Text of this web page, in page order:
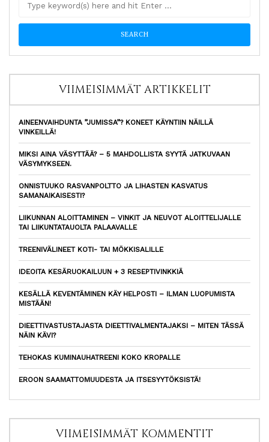
VIIMEISIMMÄT ARTIKKELIT
AINEENVAIHDUNTA ”JUMISSA”? KONEET KÄYNTIIN NÄILLÄ
VINKEILLÄ!
MIKSI AINA VÄSYTTÄÄ? – 5 MAHDOLLISTA SYYTÄ JATKUVAAN
VÄSYMYKSEEN.
ONNISTUUKO RASVANPOLTTO JA LIHASTEN KASVATUS
SAMANAIKAISESTI?
LIIKUNNAN ALOITTAMINEN – VINKIT JA NEUVOT ALOITTELIJALLE
TAI LIIKUNTATAUOLTA PALAAVALLE
TREENIVÄLINEET KOTI- TAI MÖKKISALILLE
IDEOITA KESÄRUOKAILUUN + 3 RESEPTIVINKKIÄ
KESÄLLÄ KEVENTÄMINEN KÄY HELPOSTI – ILMAN LUOPUMISTA
MISTÄÄN!
DIEETTIVASTUSTAJASTA DIEETTIVALMENTAJAKSI – MITEN TÄSSÄ
NÄIN KÄVI?
TEHOKAS KUMINAUHATREENI KOKO KROPALLE
EROON SAAMATTOMUUDESTA JA ITSESYYTÖKSISTÄ!
VIIMEISIMMÄT KOMMENTIT